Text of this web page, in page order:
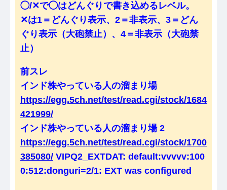
◯/✕で◯はどんぐりで書き込めるレベル。
✕は1＝どんぐり表示、2＝非表示、3＝どん
ぐり表示（大砲禁止）、4＝非表示（大砲禁
止）
前スレ
インド株やっている人の溜まり場
https://egg.5ch.net/test/read.cgi/stock/1684
421999/
インド株やっている人の溜まり場 2
https://egg.5ch.net/test/read.cgi/stock/1700
385080/ VIPQ2_EXTDAT: default:vvvvv:100
0:512:donguri=2/1: EXT was configured